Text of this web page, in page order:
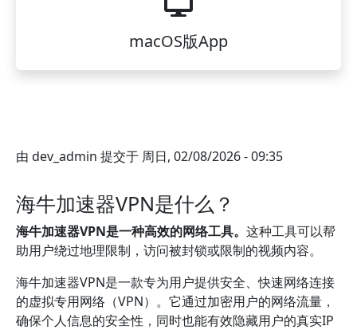
macOS版App
由 dev_admin 提交于 周日, 02/08/2026 - 09:35
海牛加速器VPN是什么？
海牛加速器VPN是一种高效的网络工具。 这种工具可以帮
助用户绕过地理限制，访问被封锁或限制的视频内容。
海牛加速器VPN是一款专为用户提供安全、快速网络连接
的虚拟专用网络（VPN）。它通过加密用户的网络流量，
确保个人信息的安全性，同时也能有效隐藏用户的真实IP